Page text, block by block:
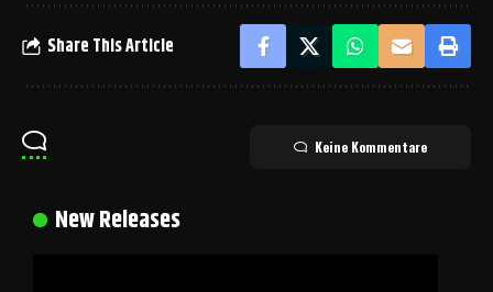
Share This Article
Keine Kommentare
New Releases